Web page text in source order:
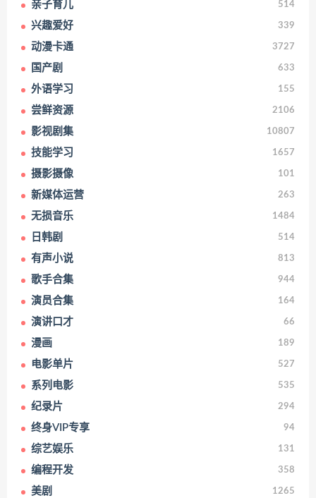
亲子育儿 514
兴趣爱好 339
动漫卡通 3727
国产剧 633
外语学习 155
尝鲜资源 2106
影视剧集 10807
技能学习 1657
摄影摄像 101
新媒体运营 263
无损音乐 1484
日韩剧 514
有声小说 813
歌手合集 944
演员合集 164
演讲口才 66
漫画 189
电影单片 527
系列电影 535
纪录片 294
终身VIP专享 94
综艺娱乐 131
编程开发 358
美剧 1265